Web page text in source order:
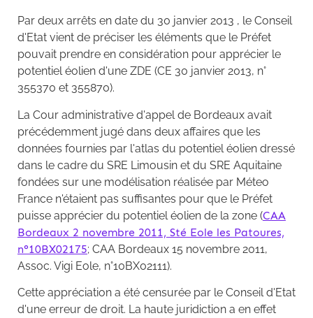
Par deux arrêts en date du 30 janvier 2013 , le Conseil
d'Etat vient de préciser les éléments que le Préfet
pouvait prendre en considération pour apprécier le
potentiel éolien d'une ZDE (CE 30 janvier 2013, n°
355370 et 355870).
La Cour administrative d'appel de Bordeaux avait
précédemment jugé dans deux affaires que les
données fournies par l'atlas du potentiel éolien dressé
dans le cadre du SRE Limousin et du SRE Aquitaine
fondées sur une modélisation réalisée par Méteo
France n'étaient pas suffisantes pour que le Préfet
puisse apprécier du potentiel éolien de la zone (CAA
Bordeaux 2 novembre 2011, Sté Eole les Patoures,
n°10BX02175; CAA Bordeaux 15 novembre 2011,
Assoc. Vigi Eole, n°10BX02111).
Cette appréciation a été censurée par le Conseil d'Etat
d'une erreur de droit. La haute juridiction a en effet